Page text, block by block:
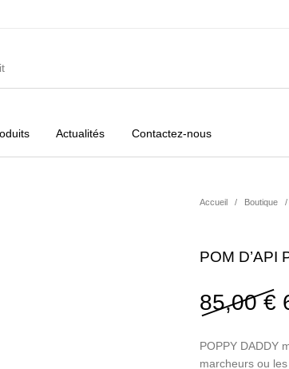
Actualités Contactez-nous
Accueil / Boutique /
POM D’API
85,00€
POPPY DADDY
marcheurs ou les